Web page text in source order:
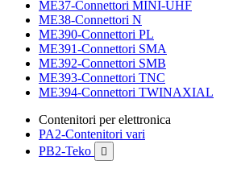
ME37-Connettori MINI-UHF
ME38-Connettori N
ME390-Connettori PL
ME391-Connettori SMA
ME392-Connettori SMB
ME393-Connettori TNC
ME394-Connettori TWINAXIAL
Contenitori per elettronica
PA2-Contenitori vari
PB2-Teko
